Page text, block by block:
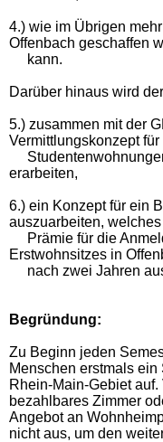
4.) wie im Übrigen
Offenbach geschaffen
kann.
Darüber hinaus wird
5.) zusammen mit der
Vermittlungskonzept für
erarbeiten,
6.) ein Konzept für ein
auszuarbeiten,
Prämie für die
Erstwohnsitzes in
nach zwei Jahren
Begründung:
Zu Beginn jeden
Menschen erstmals
Rhein-Main-Gebiet
bezahlbares Zimmer
Angebot an
nicht aus, um den